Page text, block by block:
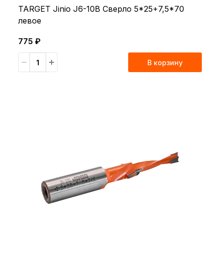
TARGET Jinio J6-10B Сверло 5*25+7,5*70
левое
775 ₽
В корзину